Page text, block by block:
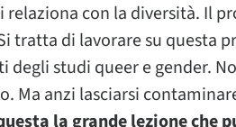
relaziona con la diversità. Il
tratta di lavorare su questa
degli studi queer e gender.
Ma anzi lasciarsi
la grande lezione che